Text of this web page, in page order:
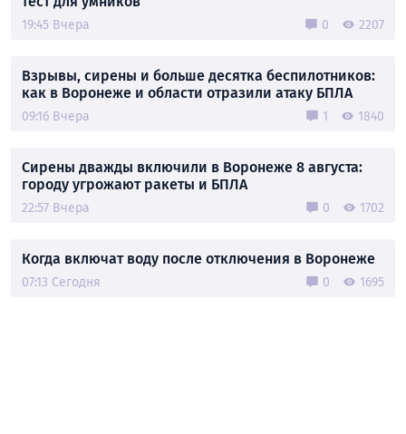
19:45 Вчера 0 2207
Взрывы, сирены и больше десятка беспилотников:
как в Воронеже и области отразили атаку БПЛА
09:16 Вчера 1 1840
Сирены дважды включили в Воронеже 8 августа:
городу угрожают ракеты и БПЛА
22:57 Вчера 0 1702
Когда включат воду после отключения в Воронеже
07:13 Сегодня 0 1695